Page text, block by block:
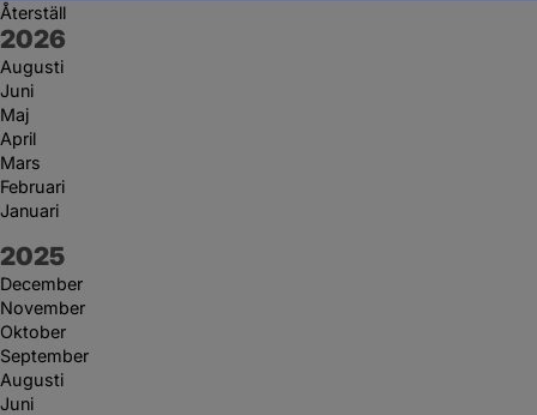
Återställ
År:
2026
Augusti
Juni
Maj
April
Mars
Februari
Januari
År:
2025
December
November
Oktober
September
Augusti
Juni